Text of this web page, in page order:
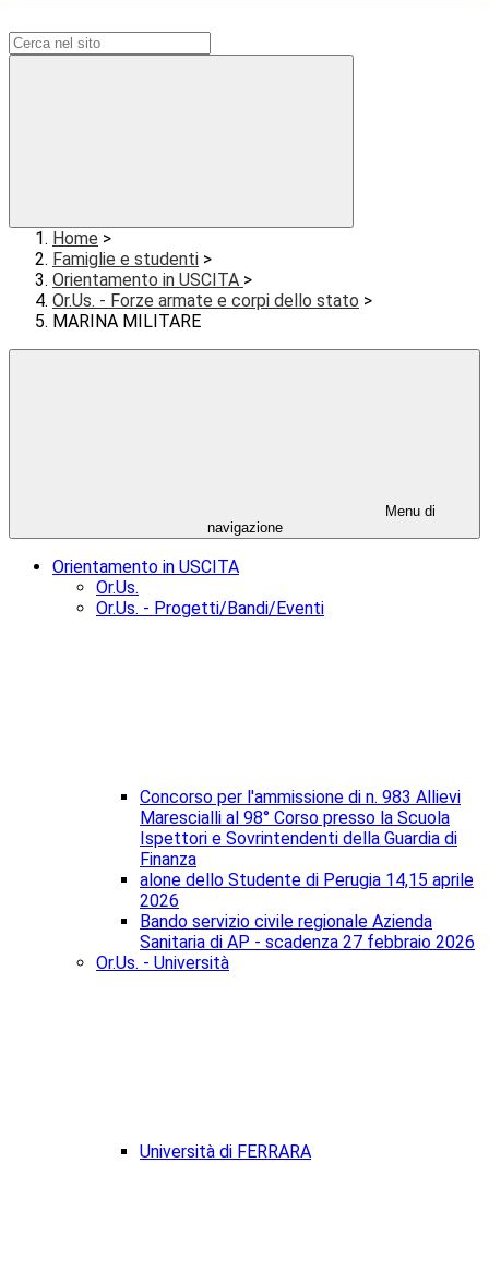
Home >
Famiglie e studenti >
Orientamento in USCITA >
Or.Us. - Forze armate e corpi dello stato >
MARINA MILITARE
Menu di
navigazione
Orientamento in USCITA
Or.Us.
Or.Us. - Progetti/Bandi/Eventi
Concorso per l'ammissione di n. 983 Allievi
Marescialli al 98° Corso presso la Scuola
Ispettori e Sovrintendenti della Guardia di
Finanza
alone dello Studente di Perugia 14,15 aprile
2026
Bando servizio civile regionale Azienda
Sanitaria di AP - scadenza 27 febbraio 2026
Or.Us. - Università
Università di FERRARA